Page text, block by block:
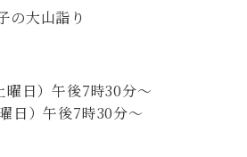
大山詣り
曜日）午後7時30分～
日）午後7時30分～